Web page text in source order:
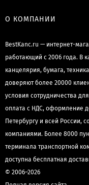
О КОМПАНИИ
BestKanc.ru — интернет-
работающий с 2006 года. В
канцелярия, бумага,
доверяют более 20000
условия сотрудничества
оплата с НДС, оформление
Петербургу и всей России,
компаниями. Более 8000
терминала транспортной
доступна бесплатная
© 2006–2026